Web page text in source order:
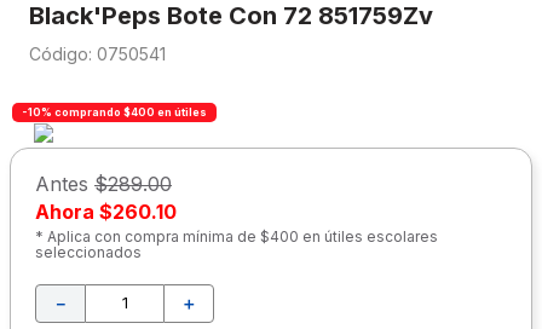
Black'Peps Bote Con 72 851759Zv
: 0750541
-10% comprando $400 en útiles
Antes $289.00
Ahora $260.10
* Aplica con compra mínima de $400 en útiles escolares
seleccionados
＋
－
3.
cuaderno
4.
cuadernos
5.
colores
6.
7.
sacapuntas
8 .
escolar